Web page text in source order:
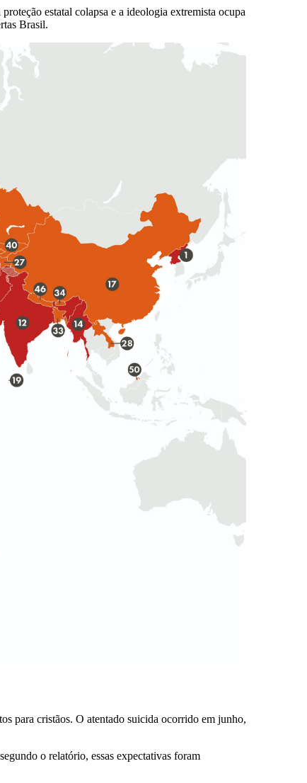
estatal colapsa e a ideologia extremista ocupa
Brasil.
para cristãos. O atentado suicida ocorrido em junho,
o relatório, essas expectativas foram